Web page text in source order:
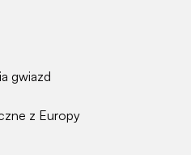
gwiazd
z Europy